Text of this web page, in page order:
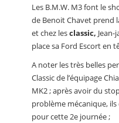
Les B.M.W. M3 font le
de Benoit Chavet prend
et chez lesclassic, Jean-
place sa Ford Escort en
A noter les très belles
Classic de l’équipage
MK2 ; après avoir du
problème mécanique,
pour cette 2e journée ;